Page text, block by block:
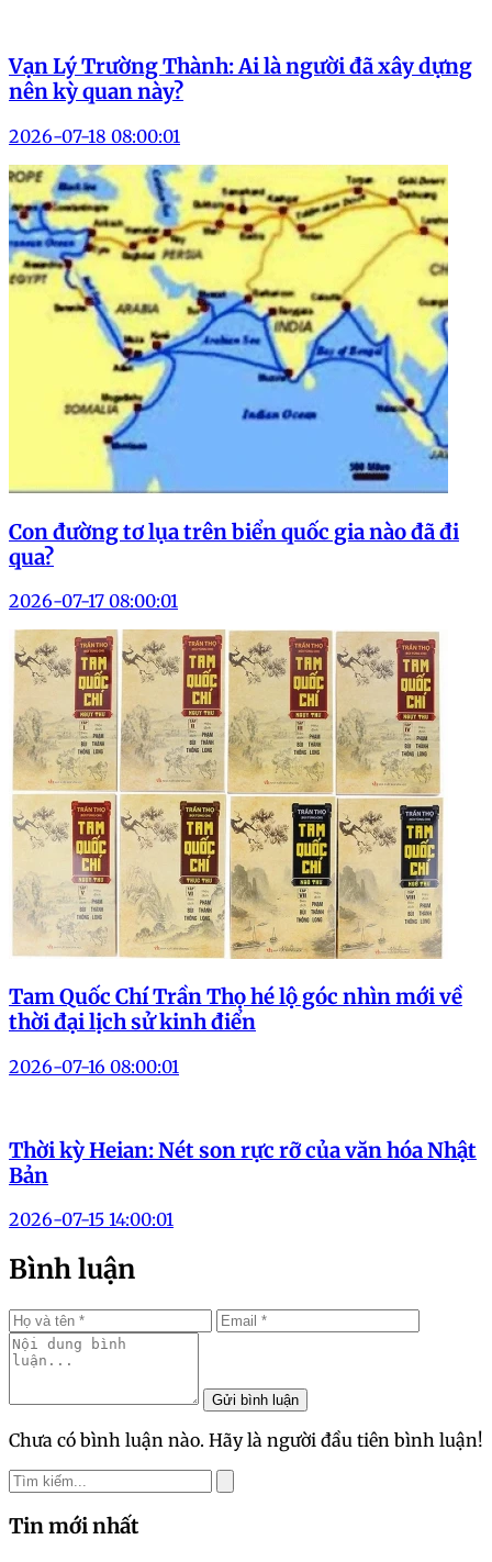
Vạn Lý Trường Thành: Ai là người đã xây dựng
nên kỳ quan này?
2026-07-18 08:00:01
Con đường tơ lụa trên biển quốc gia nào đã đi
qua?
2026-07-17 08:00:01
Tam Quốc Chí Trần Thọ hé lộ góc nhìn mới về
thời đại lịch sử kinh điển
2026-07-16 08:00:01
Bản
2026-07-15 14:00:01